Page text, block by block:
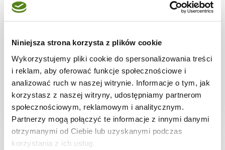
Niniejsza strona korzysta z plików cookie
Wykorzystujemy pliki cookie do spersonalizowania treści
i reklam, aby oferować funkcje społecznościowe i
analizować ruch w naszej witrynie. Informacje o tym, jak
korzystasz z naszej witryny, udostępniamy partnerom
społecznościowym, reklamowym i analitycznym.
Partnerzy mogą połączyć te informacje z innymi danymi
otrzymanymi od Ciebie lub uzyskanymi podczas
korzystania z ich usług.
DESERY
Tiramisu "Białe"z malinami
2 godz. 3478 kcal 8